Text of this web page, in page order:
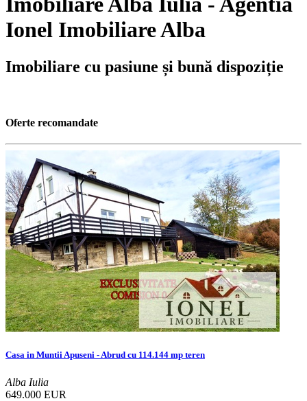
Ionel Imobiliare Alba
Imobiliare cu pasiune și bună dispoziție
Oferte recomandate
Casa in Muntii Apuseni - Abrud cu 114.144 mp teren
Alba Iulia
649.000 EUR